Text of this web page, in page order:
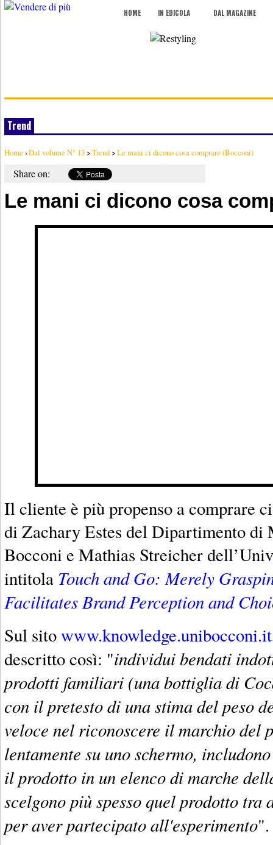
HOME IN EDICOLA DAL MAGAZINE
Trend
Home ›Dal volume N° 13>Trend>Le mani ci dicono cosa comprare (Bocconi)
Share on:
Le mani ci dicono cosa
Il cliente è più propenso a comprare
di Zachary Estes del Dipartimento di
Bocconi e Mathias Streicher
intitola Touch and Go: Merely
Facilitates Brand Perception and
Sul sitowww.knowledge.unibocconi.it
descritto così: "individui bendati
prodotti familiari (una bottiglia di
con il pretesto di una stima del peso
veloce nel riconoscere il marchio del
lentamente su uno schermo,
il prodotto in un elenco di marche
scelgono più spesso quel prodotto
per aver partecipato all'esperimento".